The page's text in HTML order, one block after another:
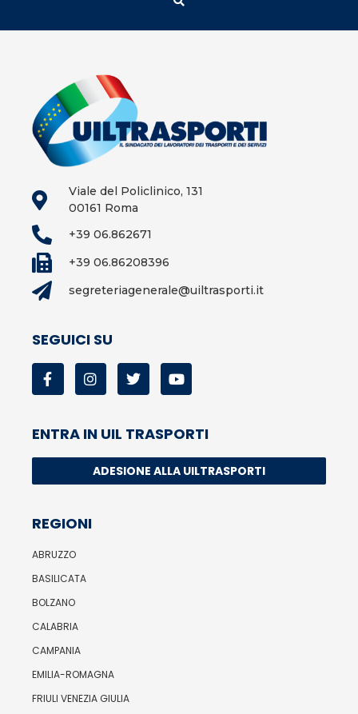
Viale del Policlinico, 131
00161 Roma
+39 06.862671
+39 06.86208396
segreteriagenerale@uiltrasporti.it
SEGUICI SU
ENTRA IN UIL TRASPORTI
ADESIONE ALLA UILTRASPORTI
REGIONI
ABRUZZO
BASILICATA
BOLZANO
CALABRIA
CAMPANIA
EMILIA-ROMAGNA
FRIULI VENEZIA GIULIA